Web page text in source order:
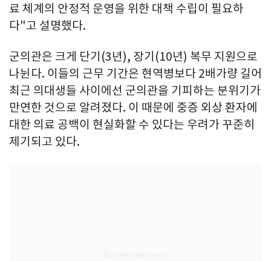
료 체계의 안정적 운영을 위한 대책 수립이 필요하
다"고 설명했다.
군의관은 크게 단기(3년), 장기(10년) 복무 지원으로
나뉜다. 이들의 근무 기간은 현역병보다 2배가량 길어
최근 의대생들 사이에선 군의관을 기피하는 분위기가
만연한 것으로 알려졌다. 이 때문에 중증 외상 환자에
대한 의료 공백이 현실화할 수 있다는 우려가 꾸준히
제기되고 있다.